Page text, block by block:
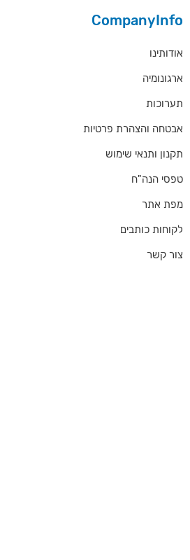
CompanyInfo
אודותינו
ארגונומיה
תערוכות
אבטחה והצהרת פרטיות
תקנון ותנאי שימוש
טפסי הנה"ח
מפת אתר
לקוחות כותבים
צור קשר